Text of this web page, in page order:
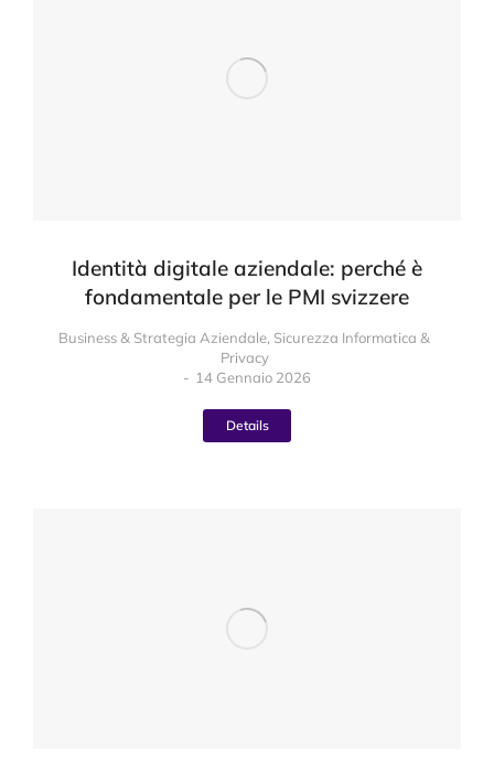
Identità digitale aziendale: perché è
fondamentale per le PMI svizzere
Business & Strategia Aziendale, Sicurezza Informatica &
Privacy
14 Gennaio 2026
Details